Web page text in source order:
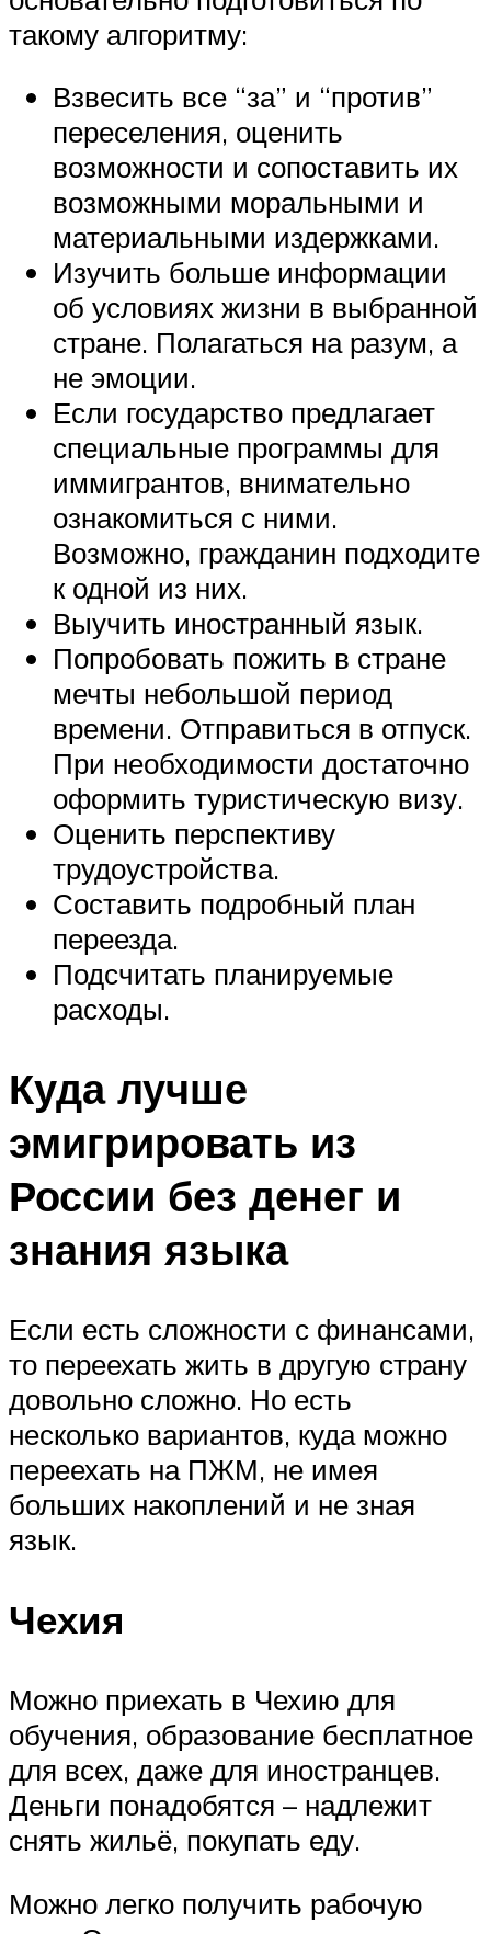
такому алгоритму:
Взвесить все “за” и “против”
переселения, оценить
возможности и сопоставить их
возможными моральными и
материальными издержками.
Изучить больше информации
об условиях жизни в выбранной
стране. Полагаться на разум, а
не эмоции.
Если государство предлагает
специальные программы для
иммигрантов, внимательно
ознакомиться с ними.
Возможно, гражданин подходите
к одной из них.
Выучить иностранный язык.
Попробовать пожить в стране
мечты небольшой период
времени. Отправиться в отпуск.
При необходимости достаточно
оформить туристическую визу.
Оценить перспективу
трудоустройства.
Составить подробный план
переезда.
Подсчитать планируемые
расходы.
Куда лучше
эмигрировать из
России без денег и
знания языка
Если есть сложности с финансами,
то переехать жить в другую страну
довольно сложно. Но есть
несколько вариантов, куда можно
переехать на ПЖМ, не имея
больших накоплений и не зная
язык.
Чехия
Можно приехать в Чехию для
обучения, образование бесплатное
для всех, даже для иностранцев.
Деньги понадобятся – надлежит
снять жильё, покупать еду.
Можно легко получить рабочую